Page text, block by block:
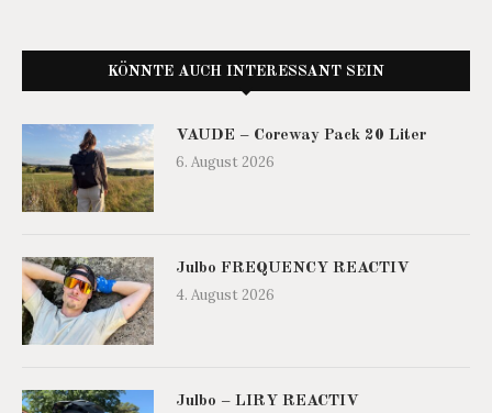
KÖNNTE AUCH INTERESSANT SEIN
VAUDE – Coreway Pack 20 Liter
6. August 2026
Julbo FREQUENCY REACTIV
4. August 2026
Julbo – LIRY REACTIV